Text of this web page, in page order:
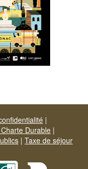
|
Durable |
| Taxe de séjour